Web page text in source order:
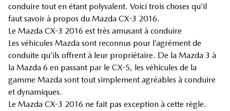
conduire tout en étant polyvalent. Voici trois choses qu’il
faut savoir à propos du Mazda CX-3 2016.
Le Mazda CX-3 2016 est très amusant à conduire
Les véhicules Mazda sont reconnus pour l’agrément de
conduite qu’ils offrent à leur propriétaire. De la Mazda 3 à
la Mazda 6 en passant par le CX-5, les véhicules de la
gamme Mazda sont tout simplement agréables à conduire
et dynamiques.
Le Mazda CX-3 2016 ne fait pas exception à cette règle.